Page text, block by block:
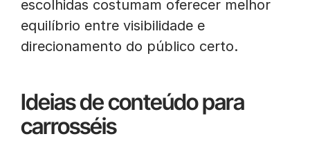
escolhidas costumam oferecer melhor
equilíbrio entre visibilidade e
direcionamento do público certo.
Ideias de conteúdo para
carrosséis